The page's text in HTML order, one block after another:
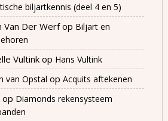
biljartkennis (deel 4 en 5)
Van Der Werfop Biljart en
Vultink op Hans Vultink
van Opstal op Acquits aftekenen
op Diamonds rekensysteem